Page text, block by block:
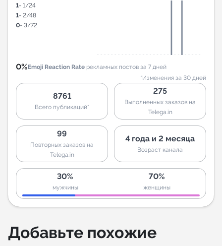
1- 1/24
1- 2/48
0- 3/72
0%Emoji Reaction Rate рекламных постов за 7 дней
*Изменения за 30 дней
8761
Всего публикаций*
275
Выполненных заказов на
Telega.in
99
Повторных заказов на
Telega.in
4 года и 2 месяца
Возраст канала
30%
мужчины
70%
женщины
Добавьте похожие